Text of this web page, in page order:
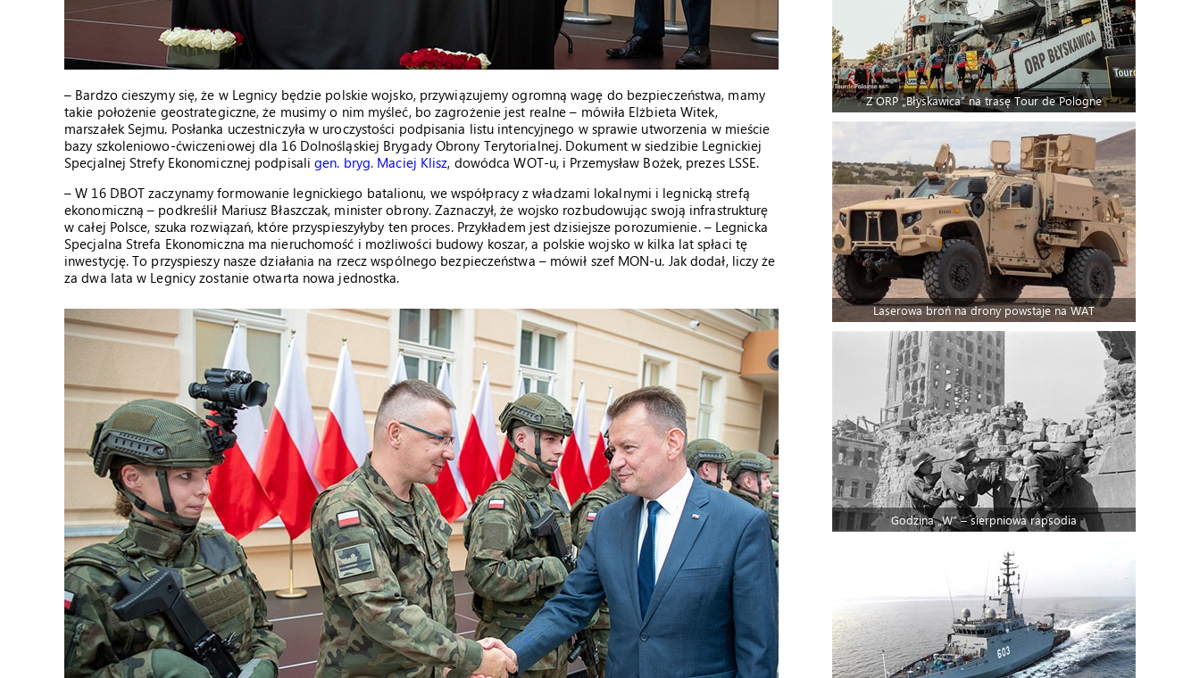
– Bardzo cieszymy się, że w Legnicy będzie polskie wojsko, przywiązujemy ogromną wagę do bezpieczeństwa, mamy
takie położenie geostrategiczne, że musimy o nim myśleć, bo zagrożenie jest realne – mówiła Elżbieta Witek,
marszałek Sejmu. Posłanka uczestniczyła w uroczystości podpisania listu intencyjnego w sprawie utworzenia w mieście
bazy szkoleniowo-ćwiczeniowej dla 16 Dolnośląskiej Brygady Obrony Terytorialnej. Dokument w siedzibie Legnickiej
Specjalnej Strefy Ekonomicznej podpisaligen. bryg. Maciej Klisz, dowódca WOT-u, i Przemysław Bożek, prezes LSSE.
– W 16 DBOT zaczynamy formowanie legnickiego batalionu, we współpracy z władzami lokalnymi i legnicką strefą
ekonomiczną – podkreślił Mariusz Błaszczak, minister obrony. Zaznaczył, że wojsko rozbudowując swoją infrastrukturę
w całej Polsce, szuka rozwiązań, które przyspieszyłyby ten proces. Przykładem jest dzisiejsze porozumienie. – Legnicka
Specjalna Strefa Ekonomiczna ma nieruchomość i możliwości budowy koszar, a polskie wojsko w kilka lat spłaci tę
inwestycję. To przyspieszy nasze działania na rzecz wspólnego bezpieczeństwa – mówił szef MON-u. Jak dodał, liczy że
za dwa lata w Legnicy zostanie otwarta nowa jednostka.
Z ORP „Błyskawica” na trasę Tour de Pologne
Laserowa broń na drony powstaje na WAT
Godzina „W” – sierpniowa rapsodia